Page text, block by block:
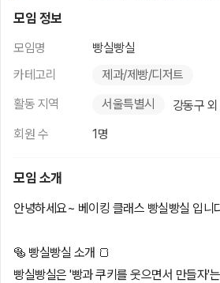
모임 정보
모임명
빵실빵실
카테고리
제과/제빵/디저트
활동 지역
서울특별시
강동구
회원 수
1명
모임 소개
안녕하세요~ 베이킹 클래스 빵실빵실 입니
🥯 빵실빵실 소개 🍞
빵실빵실은 '빵과 쿠키를 웃으면서 만들자'